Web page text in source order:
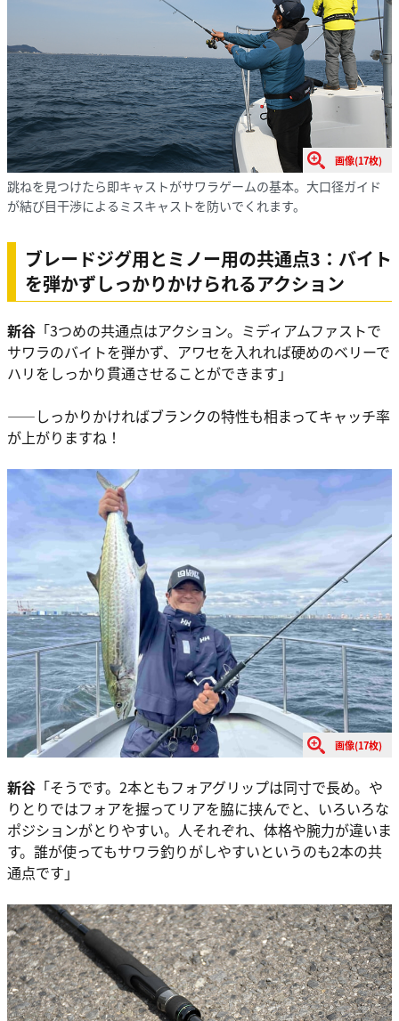
画像(17枚)
跳ねを見つけたら即キャストがサワラゲームの基本。大口径ガイド
が結び目干渉によるミスキャストを防いでくれます。
ブレードジグ用とミノー用の共通点3：バイト
を弾かずしっかりかけられるアクション
新谷 「3つめの共通点はアクション。ミディアムファストで
サワラのバイトを弾かず、アワセを入れれば硬めのベリーで
ハリをしっかり貫通させることができます」
――しっかりかければブランクの特性も相まってキャッチ率
が上がりますね！
画像(17枚)
新谷 「そうです。2本ともフォアグリップは同寸で長め。や
りとりではフォアを握ってリアを脇に挟んでと、いろいろな
ポジションがとりやすい。人それぞれ、体格や腕力が違いま
す。誰が使ってもサワラ釣りがしやすいというのも2本の共
通点です」